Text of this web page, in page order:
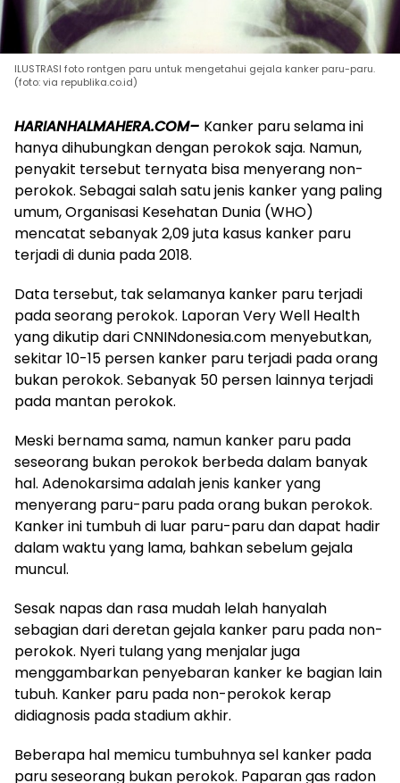
ILUSTRASI foto rontgen paru untuk mengetahui gejala kanker paru-paru.
(foto: via republika.co.id)
HARIANHALMAHERA.COM– Kanker paru selama ini
hanya dihubungkan dengan perokok saja. Namun,
penyakit tersebut ternyata bisa menyerang non-
perokok. Sebagai salah satu jenis kanker yang paling
umum, Organisasi Kesehatan Dunia (WHO)
mencatat sebanyak 2,09 juta kasus kanker paru
terjadi di dunia pada 2018.
Data tersebut, tak selamanya kanker paru terjadi
pada seorang perokok. Laporan Very Well Health
yang dikutip dari CNNINdonesia.com menyebutkan,
sekitar 10-15 persen kanker paru terjadi pada orang
bukan perokok. Sebanyak 50 persen lainnya terjadi
pada mantan perokok.
Meski bernama sama, namun kanker paru pada
seseorang bukan perokok berbeda dalam banyak
hal. Adenokarsima adalah jenis kanker yang
menyerang paru-paru pada orang bukan perokok.
Kanker ini tumbuh di luar paru-paru dan dapat hadir
dalam waktu yang lama, bahkan sebelum gejala
muncul.
Sesak napas dan rasa mudah lelah hanyalah
sebagian dari deretan gejala kanker paru pada non-
perokok. Nyeri tulang yang menjalar juga
menggambarkan penyebaran kanker ke bagian lain
tubuh. Kanker paru pada non-perokok kerap
didiagnosis pada stadium akhir.
Beberapa hal memicu tumbuhnya sel kanker pada
paru seseorang bukan perokok. Paparan gas radon